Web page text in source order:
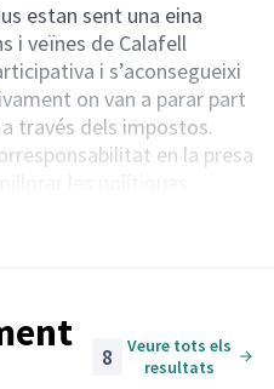
estan sent una eina
i veïnes de Calafell
i s’aconsegueixi
on van a parar part
través dels impostos.
en la presa
en un problema en la
un projecte tècnic i,
implica que el tràmit
8
Veure tots els
resultats